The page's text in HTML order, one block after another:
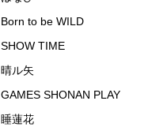
Born to be WILD
SHOW TIME
晴ル矢
GAMES SHONAN PLAY
睡蓮花